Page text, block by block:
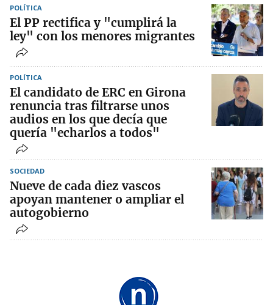
POLÍTICA
El PP rectifica y "cumplirá la
ley" con los menores migrantes
POLÍTICA
El candidato de ERC en Girona
renuncia tras filtrarse unos
audios en los que decía que
quería "echarlos a todos"
SOCIEDAD
Nueve de cada diez vascos
apoyan mantener o ampliar el
autogobierno